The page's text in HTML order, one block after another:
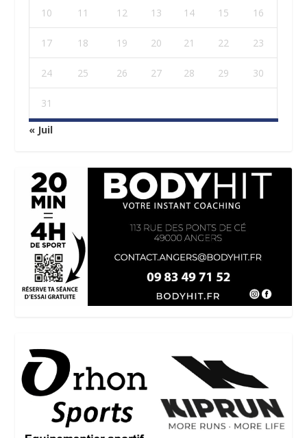
10 11 12 13 14 15 16
17 18 19 20 21 22 23
24 25 26 27 28 29 30
31
« Juil